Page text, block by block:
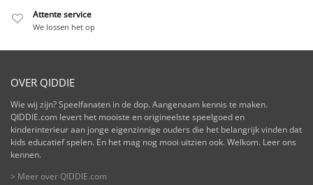
Attente service
We lossen het op
OVER QIDDIE
Wie wij zijn? Speelfanaten in de dop. Aangenaam kennis te maken.
QIDDIE.com levert het mooiste en origineelste speelgoed en
kinderinterieur aan jonge eigenzinnige ouders die het belangrijk vinden dat
kids educatief spelen. En het mag nog mooi uitzien ook. Welkom. Leer ons
kennen.
> Meer over QIDDIE.com